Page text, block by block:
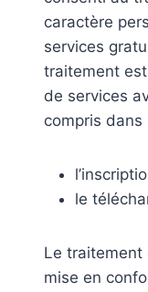
caractère
services
traitement est
de services
compris
le
Le traitement
mise en